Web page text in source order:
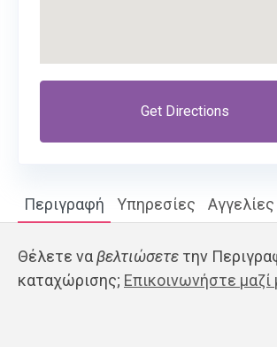
Get Directions
Περιγραφή Υπηρεσίες Αγγελίες
Θέλετε ναβελτιώσετε την
καταχώρισης; Επικοινωνήστε μαζί